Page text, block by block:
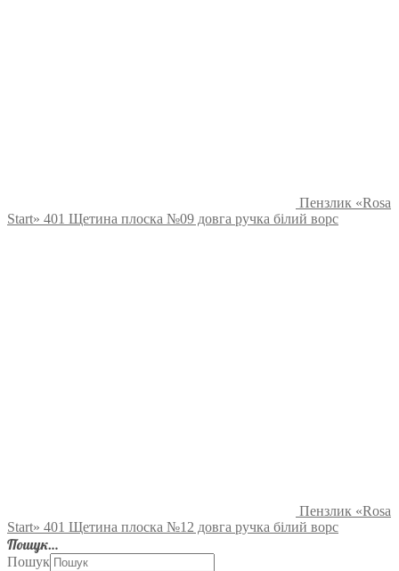
Пензлик «Rosa
Start» 401 Щетина плоска №09 довга ручка білий ворс
Пензлик «Rosa
Start» 401 Щетина плоска №12 довга ручка білий ворс
Пошук…
Пошук